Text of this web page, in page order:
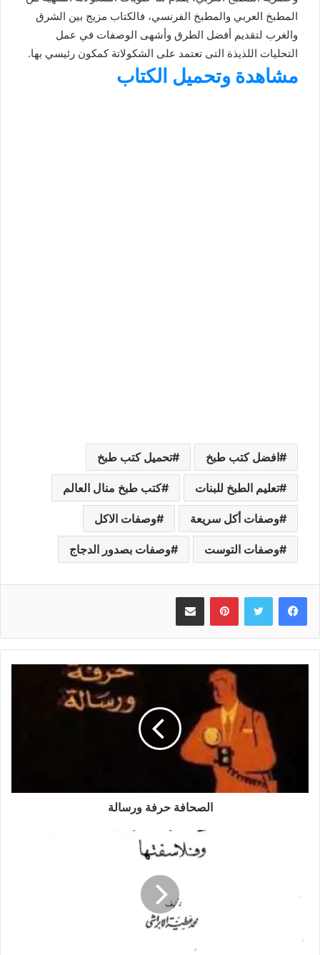
المطبخ العربي والمطبخ الفرنسي، فالكتاب مزيج بين الشرق
والغرب لتقديم أفضل الطرق وأشهى الوصفات في عمل
التحليات اللذيذة التى تعتمد على الشكولاتة كمكون رئيسي بها.
مشاهدة وتحميل الكتاب
افضل كتب طبخ تحميل كتب طبخ
تعليم الطبخ للبنات كتب طبخ منال العالم
وصفات أكل سريعة وصفات الاكل
وصفات التوست وصفات بصدور الدجاج
بينتيريست
الصحافة حرفة ورسالة